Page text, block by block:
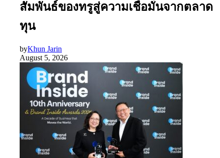
สัมพันธ์ของทรูสู่ความเชื่อมั่นจากตลาด
ทุน
byKhun Jarin
August 5, 2026